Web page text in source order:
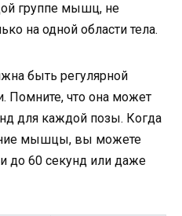
группе мышц, не
на одной области тела.
быть регулярной
Помните, что она может
для каждой позы. Когда
мышцы, вы можете
до 60 секунд или даже